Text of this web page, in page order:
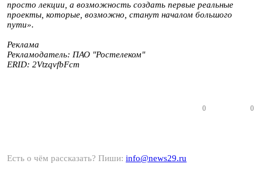
просто лекции, а возможность создать первые реальные
проекты, которые, возможно, станут началом большого
пути».
Реклама
Рекламодатель: ПАО "Ростелеком"
ERID: 2VtzqvfbFcm
0 0
Есть о чём рассказать? Пиши: info@news29.ru